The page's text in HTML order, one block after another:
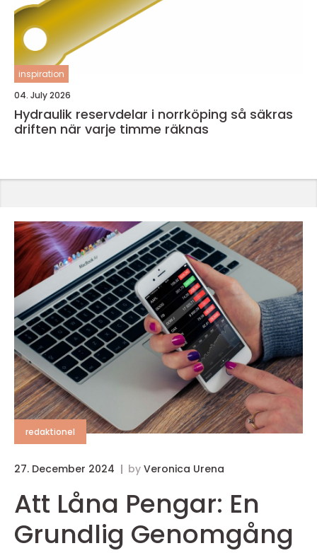
inspiration
04. July 2026
Hydraulik reservdelar i norrköping så säkras
driften när varje timme räknas
redaktionel
27. December 2024 by Veronica Urena
Att Låna Pengar: En
Grundlig Genomgång